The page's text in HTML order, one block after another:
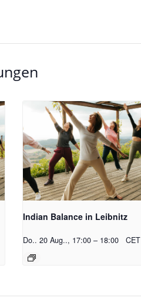
Indian Balance in Leibnitz
Do.. 20 Aug.., 17:00 – 18:00 CET